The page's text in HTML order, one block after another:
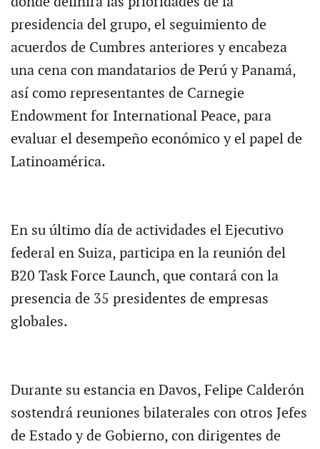
presidencia del grupo, el seguimiento de
acuerdos de Cumbres anteriores y encabeza
una cena con mandatarios de Perú y Panamá,
así como representantes de Carnegie
Endowment for International Peace, para
evaluar el desempeño económico y el papel de
Latinoamérica.
En su último día de actividades el Ejecutivo
federal en Suiza, participa en la reunión del
B20 Task Force Launch, que contará con la
presencia de 35 presidentes de empresas
globales.
Durante su estancia en Davos, Felipe Calderón
sostendrá reuniones bilaterales con otros Jefes
de Estado y de Gobierno, con dirigentes de